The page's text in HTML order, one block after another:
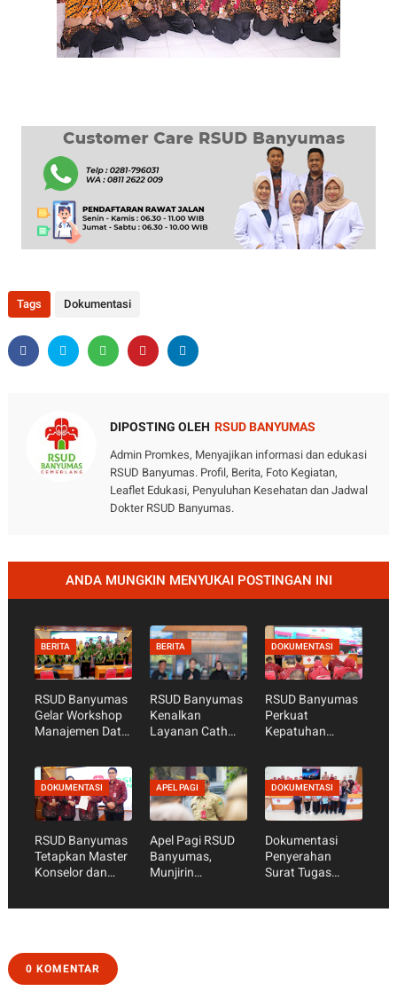
Tags Dokumentasi
DIPOSTING OLEH RSUD BANYUMAS
Admin Promkes, Menyajikan informasi dan edukasi
RSUD Banyumas. Profil, Berita, Foto Kegiatan,
Leaflet Edukasi, Penyuluhan Kesehatan dan Jadwal
Dokter RSUD Banyumas.
ANDA MUNGKIN MENYUKAI POSTINGAN INI
BERITA
RSUD Banyumas
Gelar Workshop
Manajemen Data
Dasar Perbaikan
Pelayanan
BERITA
RSUD Banyumas
Kenalkan
Layanan Cath
Lewat Warung
Tarsun RRI
Purwokerto
DOKUMENTASI
RSUD Banyumas
Perkuat
Kepatuhan
Jelang Penilaian
Ombudsman RI
DOKUMENTASI
RSUD Banyumas
Tetapkan Master
Konselor dan
Kesehatan
APEL PAGI
Apel Pagi RSUD
Banyumas,
Munjirin
DOKUMENTASI
Dokumentasi
Penyerahan
Surat Tugas
0 KOMENTAR